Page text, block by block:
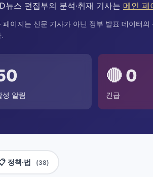
뉴스 편집부의 분석·취재 기사는 메인 페
페이지는 신문 기사가 아닌 정부 발표 데이터
.
성 알림
🔴 0
긴급
정책·법 (38)